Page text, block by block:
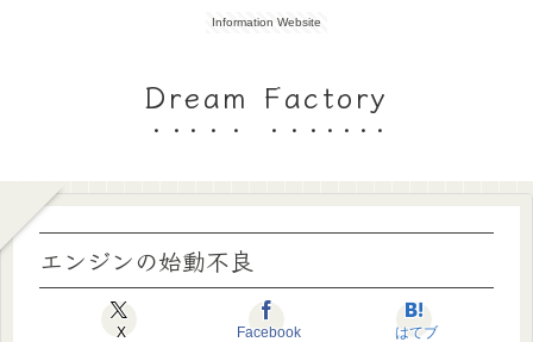
Information Website
Dream Factory
エンジンの始動不良
X Facebook はてブ